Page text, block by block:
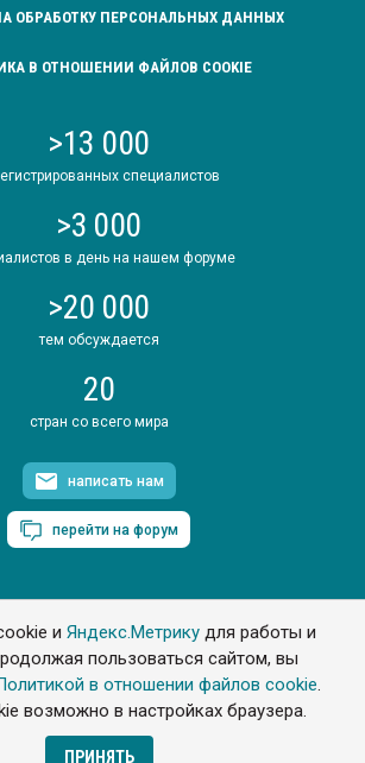
иЯндекс.Метрику для работы и
пользоваться сайтом, вы
в отношении файлов cookie.
возможно в настройках браузера.
ПРИНЯТЬ
ОБРАБОТКУ ПЕРСОНАЛЬНЫХ ДАННЫХ
В ОТНОШЕНИИ ФАЙЛОВ COOKIE
>13 000
специалистов
>3 000
в день на нашем форуме
>20 000
тем обсуждается
20
стран со всего мира
написать нам
перейти на форум
© 2006. Все права защищены
материалов сайта с обязательной
ссылкой на www.e-plastic.ru
Разработка сайта